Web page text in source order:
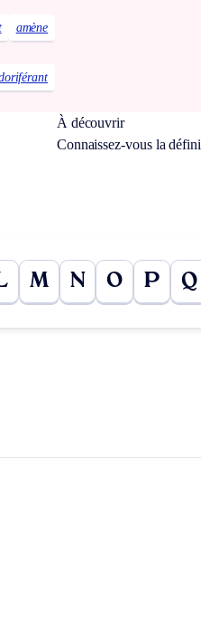
amène
À découvrir
Connaissez-vous la
M N O P Q